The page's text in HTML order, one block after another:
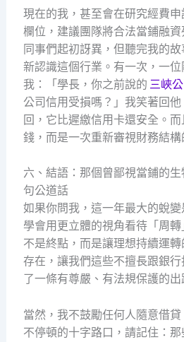
現在的我，甚至會在研究經費申
欄位，建議團隊將合法當鋪融資
同事們起初訝異，但聽完我的
新認識這個行業。有一次，一
我：「學長，你之前說的 三峽
公司信用受損嗎？」我笑著回
回，它比遲繳信用卡還安全。
錢，而是一次重新審視財務結構
六、結語：那個曾鄙視當鋪的
句公道話
如果你問我，這一年最大的蛻
學會用更立體的視角看待「周
不是終點，而是讓理想持續運
存在，讓我們這些不擅長跟銀
了一條有尊嚴、有法規保護的出
當然，我不鼓勵任何人隨意借
不停頓的十字路口，請記住：